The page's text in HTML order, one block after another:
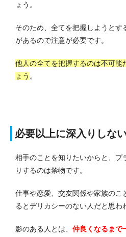
ょう。
そのため、全てを把握しようとす
があるので注意が必要です。
他人の全てを把握するのは不可能
ょう 。
必要以上に深入りしな
相手のことを知りたいからと、プ
りするのは禁物です。
仕事や恋愛、交友関係や家族のこ
るとデリカシーのない人だと思わ
影のある人とは、 仲良くなるまで